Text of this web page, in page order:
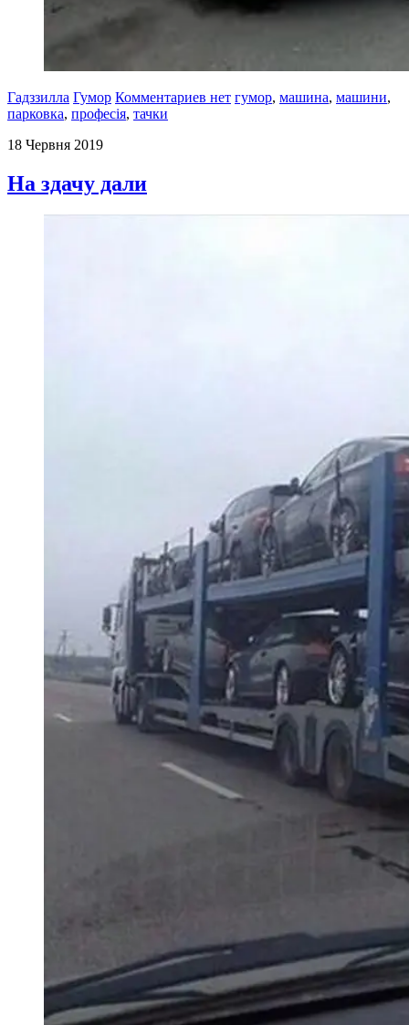
Гадззилла Гумор Комментариев нет гумор, машина, машини,
парковка, професія, тачки
18 Червня 2019
На здачу дали